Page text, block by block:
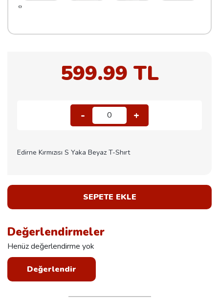
‹›
599.99 TL
- 0 +
Edirne Kırmızısı S Yaka Beyaz T-Shırt
SEPETE EKLE
Değerlendirmeler
Henüz değerlendirme yok
Değerlendir